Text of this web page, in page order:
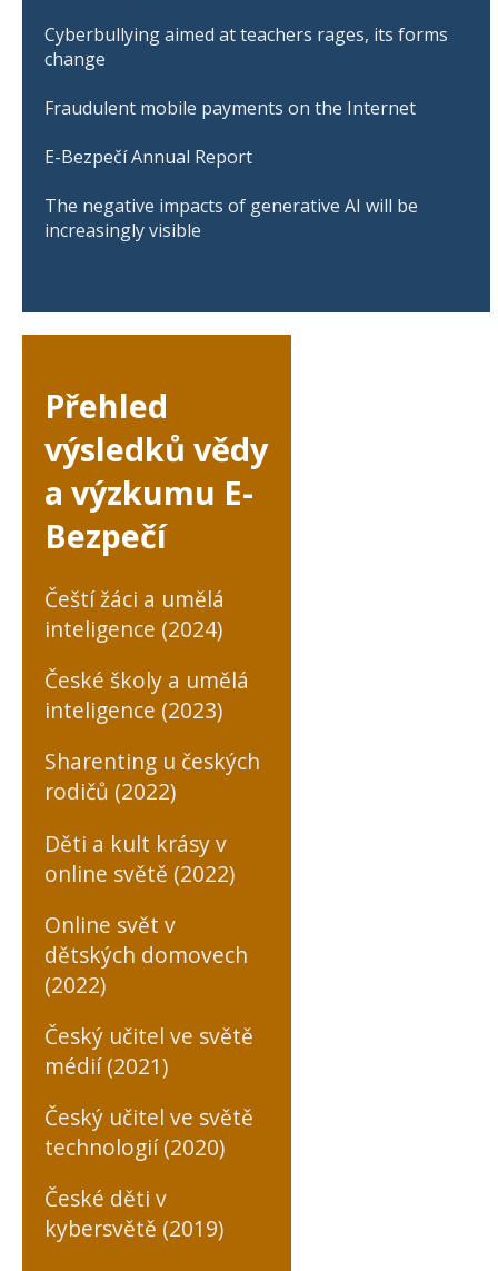
Cyberbullying aimed at teachers rages, its forms
change
Fraudulent mobile payments on the Internet
E-Bezpečí Annual Report
The negative impacts of generative AI will be
increasingly visible
Přehled
výsledků vědy
a výzkumu E-
Bezpečí
Čeští žáci a umělá
inteligence (2024)
České školy a umělá
inteligence (2023)
Sharenting u českých
rodičů (2022)
Děti a kult krásy v
online světě (2022)
Online svět v
dětských domovech
(2022)
Český učitel ve světě
médií (2021)
Český učitel ve světě
technologií (2020)
České děti v
kybersvětě (2019)